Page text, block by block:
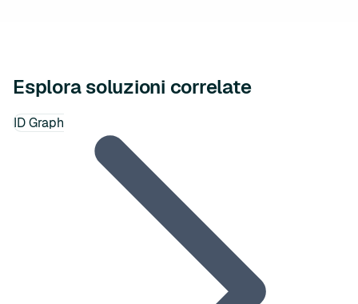
Esplora soluzioni correlate
ID Graph